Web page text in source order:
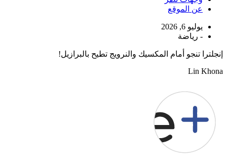
عن الموقع
يوليو 6, 2026
- رياضة
إنجلترا تنجو أمام المكسيك والنرويج تطيح بالبرازيل!
Lin Khona